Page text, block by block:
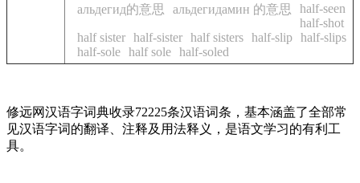
альдегид的意思
альдегидамин 的意思
half-seen
half-shot
half sister half-sister half sisters half-slip half-slips
half-sole half sole half-soled
修远网汉语字词典收录72225条汉语词条，基本涵盖了全部常
见汉语字词的翻译、注释及用法释义，是语文学习的有利工
具。